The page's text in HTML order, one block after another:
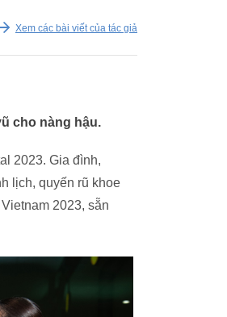
Xem các bài viết của tác giả
cho nàng hậu.
2023. Gia đình,
lịch, quyến rũ khoe
2023, sẵn